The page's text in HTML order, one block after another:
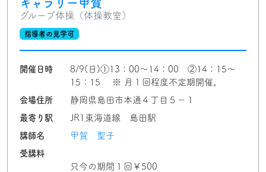
ギャラリー甲賀
グループ体操（体操教室）
指導者の見学可
開催日時
8/9(日)①13：00～14：00 ②14：15～
15：15 ※ 月１回程度不定期開催。
会場住所
静岡県島田市本通４丁目５－１
最寄り駅
JR1東海道線 島田駅
講師名
甲賀 聖子
受講料
只今の期間１回￥500